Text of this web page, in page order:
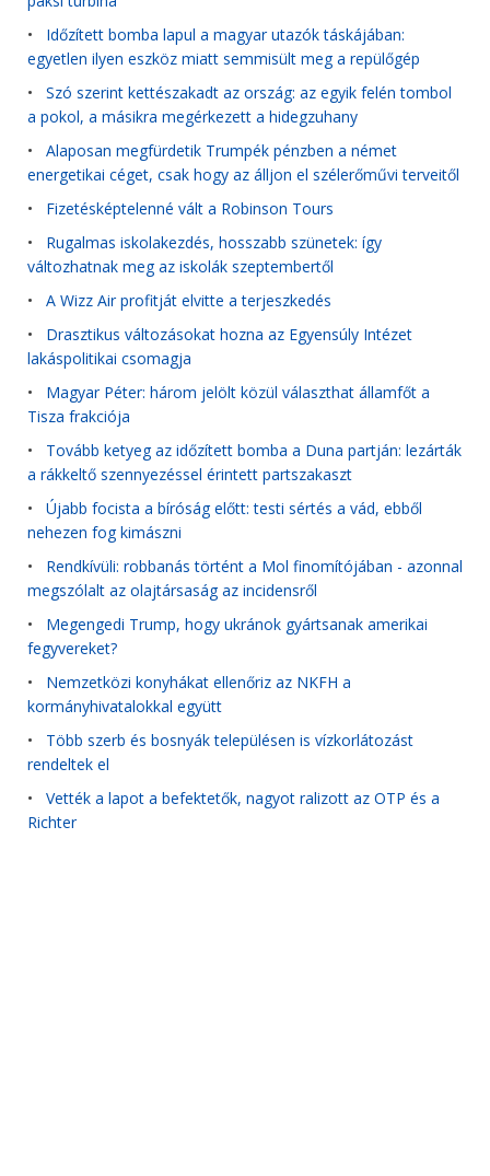
• Időzített bomba lapul a magyar utazók táskájában:
egyetlen ilyen eszköz miatt semmisült meg a repülőgép
• Szó szerint kettészakadt az ország: az egyik felén tombol
a pokol, a másikra megérkezett a hidegzuhany
• Alaposan megfürdetik Trumpék pénzben a német
energetikai céget, csak hogy az álljon el szélerőművi terveitől
• Fizetésképtelenné vált a Robinson Tours
• Rugalmas iskolakezdés, hosszabb szünetek: így
változhatnak meg az iskolák szeptembertől
• A Wizz Air profitját elvitte a terjeszkedés
• Drasztikus változásokat hozna az Egyensúly Intézet
lakáspolitikai csomagja
• Magyar Péter: három jelölt közül választhat államfőt a
Tisza frakciója
• Tovább ketyeg az időzített bomba a Duna partján: lezárták
a rákkeltő szennyezéssel érintett partszakaszt
• Újabb focista a bíróság előtt: testi sértés a vád, ebből
nehezen fog kimászni
• Rendkívüli: robbanás történt a Mol finomítójában - azonnal
megszólalt az olajtársaság az incidensről
• Megengedi Trump, hogy ukránok gyártsanak amerikai
fegyvereket?
• Nemzetközi konyhákat ellenőriz az NKFH a
kormányhivatalokkal együtt
• Több szerb és bosnyák településen is vízkorlátozást
rendeltek el
• Vették a lapot a befektetők, nagyot ralizott az OTP és a
Richter